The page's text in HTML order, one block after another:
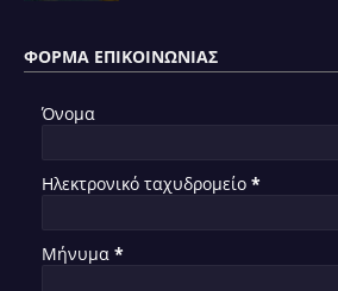
ΦΌΡΜΑ ΕΠΙΚΟΙΝΩΝΊΑΣ
Όνομα
Ηλεκτρονικό ταχυδρομείο *
Μήνυμα *